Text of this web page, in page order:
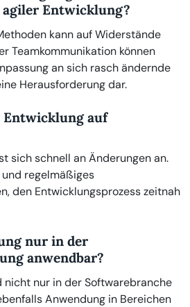
Entwicklung?
kann auf Widerstände
Teamkommunikation können
an sich rasch ändernde
Herausforderung dar.
Entwicklung auf
sich schnell an Änderungen an.
regelmäßiges
den Entwicklungsprozess zeitnah
nur in der
anwendbar?
nicht nur in der Softwarebranche
Anwendung in Bereichen